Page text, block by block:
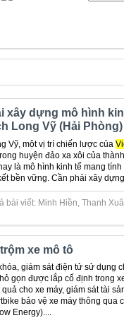
xây dựng mô hình
Long Vỹ (Hải Phòng)
Vỹ, một vị trí chiến lược của
huyện đảo xa xôi của
là mô hình kinh tế mang
bền vững. Cần phải xây
viết: Minh Hiền, Thanh
xe mô tô
giám sát điện tử sử dụng
gọn được lắp cố định trong
cho xe máy, giám sát tài
bảo vệ xe máy thông qua
Energy)....